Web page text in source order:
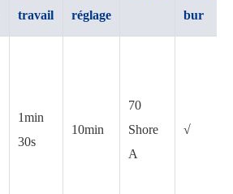
travail
réglage
bur
1min
30s
10min
70
Shore
A
√